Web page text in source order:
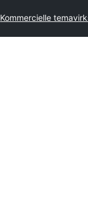
Kommercielle